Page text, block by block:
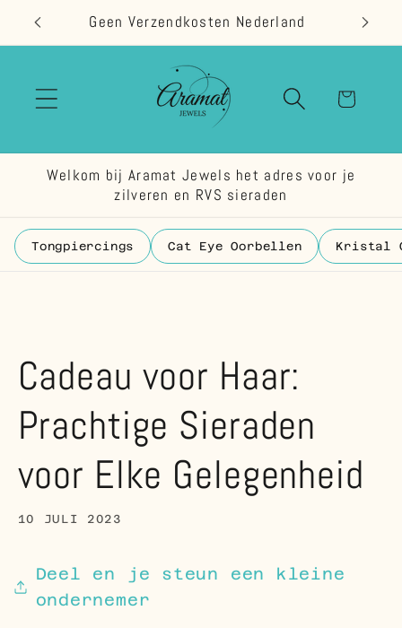
naar de
content
Geen Verzendkosten Nederland
Welkom bij Aramat Jewels het adres voor je
zilveren en RVS sieraden
Tongpiercings Cat Eye Oorbellen Kristal
Cadeau voor Haar:
Prachtige Sieraden
voor Elke Gelegenheid
10 JULI 2023
Deel en je steun een kleine
ondernemer